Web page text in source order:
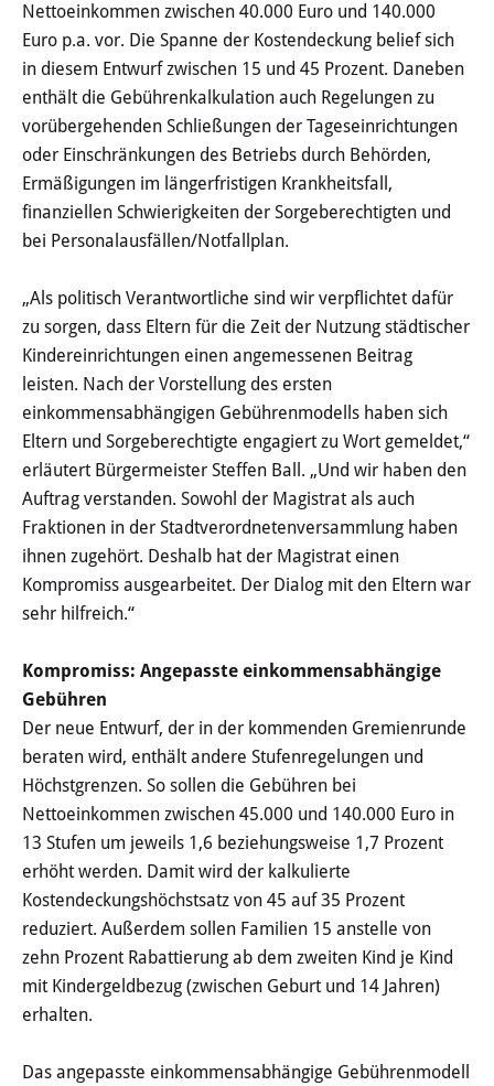
Nettoeinkommen zwischen 40.000 Euro und 140.000
Euro p.a. vor. Die Spanne der Kostendeckung belief sich
in diesem Entwurf zwischen 15 und 45 Prozent. Daneben
enthält die Gebührenkalkulation auch Regelungen zu
vorübergehenden Schließungen der Tageseinrichtungen
oder Einschränkungen des Betriebs durch Behörden,
Ermäßigungen im längerfristigen Krankheitsfall,
finanziellen Schwierigkeiten der Sorgeberechtigten und
bei Personalausfällen/Notfallplan.
„Als politisch Verantwortliche sind wir verpflichtet dafür
zu sorgen, dass Eltern für die Zeit der Nutzung städtischer
Kindereinrichtungen einen angemessenen Beitrag
leisten. Nach der Vorstellung des ersten
einkommensabhängigen Gebührenmodells haben sich
Eltern und Sorgeberechtigte engagiert zu Wort gemeldet,“
erläutert Bürgermeister Steffen Ball. „Und wir haben den
Auftrag verstanden. Sowohl der Magistrat als auch
Fraktionen in der Stadtverordnetenversammlung haben
ihnen zugehört. Deshalb hat der Magistrat einen
Kompromiss ausgearbeitet. Der Dialog mit den Eltern war
sehr hilfreich.“
Kompromiss: Angepasste einkommensabhängige
Gebühren
Der neue Entwurf, der in der kommenden Gremienrunde
beraten wird, enthält andere Stufenregelungen und
Höchstgrenzen. So sollen die Gebühren bei
Nettoeinkommen zwischen 45.000 und 140.000 Euro in
13 Stufen um jeweils 1,6 beziehungsweise 1,7 Prozent
erhöht werden. Damit wird der kalkulierte
Kostendeckungshöchstsatz von 45 auf 35 Prozent
reduziert. Außerdem sollen Familien 15 anstelle von
zehn Prozent Rabattierung ab dem zweiten Kind je Kind
mit Kindergeldbezug (zwischen Geburt und 14 Jahren)
erhalten.
Das angepasste einkommensabhängige Gebührenmodell
Gebühren
Satzungen
Schulen
Angebote
Angebote & Projekte
Kinder- und Jugendparlament
Alltagshilfen
Familienbüro
Elterninitiative Heusenstamm
Inklusion & Integration
Au-Pair
Freizeit
Vereine und Ehrenamt
Schwimmkurse
Spiel- und Bolzplätze
Mediathek
Aktuelle Meldungen
Publikationen